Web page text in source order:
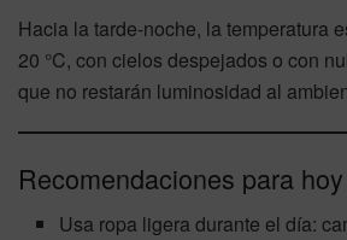
Hacia la tarde-noche, la temperatura
20 °C, con cielos despejados o con
que no restarán luminosidad al
Recomendaciones para hoy
Usa ropa ligera durante el día: